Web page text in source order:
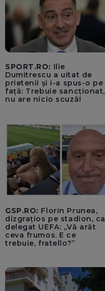
SPORT.RO: Ilie
Dumitrescu a uitat de
prietenii și i-a spus-o pe
față: Trebuie sancționat,
nu are nicio scuză!
GSP.RO: Florin Prunea,
dizgrațios pe stadion, ca
delegat UEFA: „Vă arăt
ceva frumos. E ce
trebuie, fratello?”